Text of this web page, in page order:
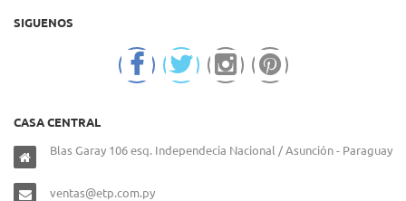
SIGUENOS
CASA CENTRAL
Blas Garay 106 esq. Independecia Nacional / Asunción - Paraguay
ventas@etp.com.py